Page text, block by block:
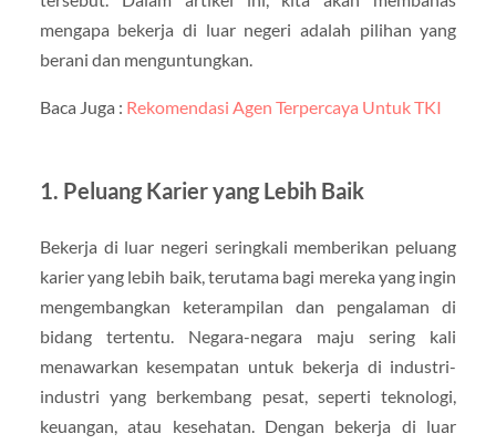
mengapa bekerja di luar negeri adalah pilihan yang
berani dan menguntungkan.
Baca Juga : Rekomendasi Agen Terpercaya Untuk TKI
1. Peluang Karier yang Lebih Baik
Bekerja di luar negeri seringkali memberikan peluang
karier yang lebih baik, terutama bagi mereka yang ingin
mengembangkan keterampilan dan pengalaman di
bidang tertentu. Negara-negara maju sering kali
menawarkan kesempatan untuk bekerja di industri-
industri yang berkembang pesat, seperti teknologi,
keuangan, atau kesehatan. Dengan bekerja di luar